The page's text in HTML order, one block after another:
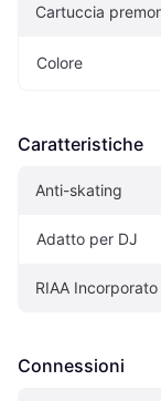
Cartuccia
Colore
Caratteristiche
Anti-skating
Adatto per DJ
RIAA Incorporato
Connessioni